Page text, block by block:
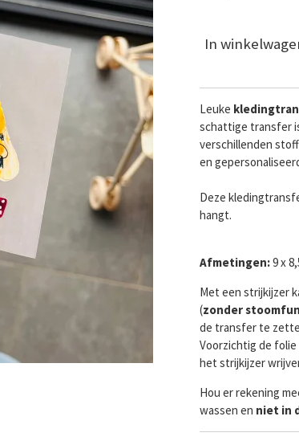
In
Leuke
schattige transfer
verschillenden
en
Deze
hangt.
Afmetingen:9 x
Met een strijkijzer
(zonder
de transfer te
Voorzichtig de
het strijkijzer
Hou er rekening
wassen en niet in